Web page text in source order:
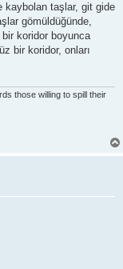
kaybolan taşlar, git gide
gömüldüğünde,
bir koridor boyunca
bir koridor, onları
those willing to spill their